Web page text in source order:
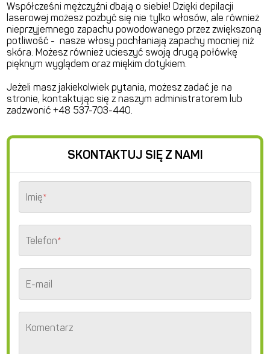
Współcześni mężczyźni dbają o siebie! Dzięki depilacji
laserowej możesz pozbyć się nie tylko włosów, ale również
nieprzyjemnego zapachu powodowanego przez zwiększoną
potliwość - nasze włosy pochłaniają zapachy mocniej niż
skóra. Możesz również ucieszyć swoją drugą połówkę
pięknym wyglądem oraz miękim dotykiem.
Jeżeli masz jakiekolwiek pytania, możesz zadać je na
stronie, kontaktując się z naszym administratorem lub
zadzwonić +48 537-703-440.
SKONTAKTUJ SIĘ Z NAMI
Imię*
Telefon*
E-mail
Komentarz